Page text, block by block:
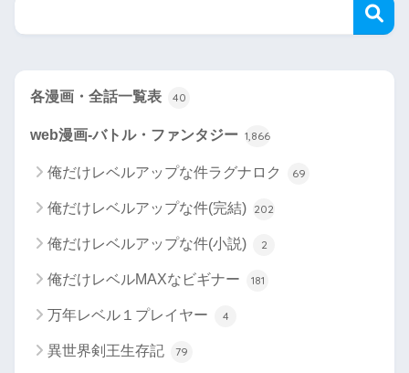
各漫画・全話一覧表 40
web漫画-バトル・ファンタジー 1,866
俺だけレベルアップな件ラグナロク 69
俺だけレベルアップな件(完結) 202
俺だけレベルアップな件(小説) 2
俺だけレベルMAXなビギナー 181
万年レベル１プレイヤー 4
異世界剣王生存記 79